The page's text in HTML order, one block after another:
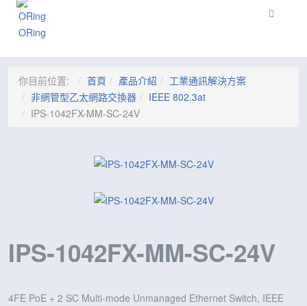
ORing
Toggle
你目前位置: 首頁 產品介紹
工業通訊解決方案
非網管型乙太網路交換器
IEEE 802.3at
IPS-1042FX-MM-SC-24V
IPS-1042FX-MM-SC-24V
4FE PoE + 2 SC Multi-mode Unmanaged Ethernet Switch, IEEE